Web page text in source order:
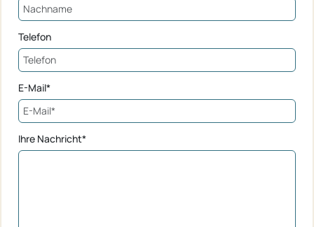
Telefon
E-Mail*
Ihre Nachricht*